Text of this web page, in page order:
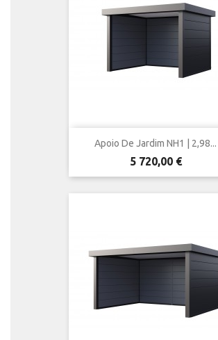
Apoio De Jardim NH1 | 2,98...
Preço
5 720,00 €